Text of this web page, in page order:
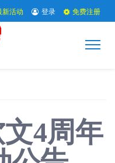
新活动 登录 免费注册
4周年